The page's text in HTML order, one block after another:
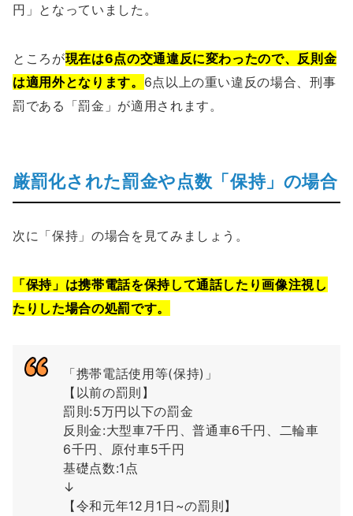
円」となっていました。
ところが現在は6点の交通違反に変わったので、反則金
は適用外となります。 6点以上の重い違反の場合、刑事
罰である「罰金」が適用されます。
厳罰化された罰金や点数「保持」の場合
次に「保持」の場合を見てみましょう。
「保持」は携帯電話を保持して通話したり画像注視し
たりした場合の処罰です。
「携帯電話使用等(保持)」
【以前の罰則】
罰則:5万円以下の罰金
反則金:大型車7千円、普通車6千円、二輪車
6千円、原付車5千円
基礎点数:1点
↓
【令和元年12月1日~の罰則】